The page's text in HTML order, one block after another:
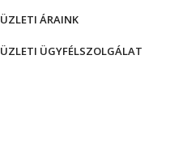
ÜZLETI ÁRAINK
ÜZLETI ÜGYFÉLSZOLGÁLAT